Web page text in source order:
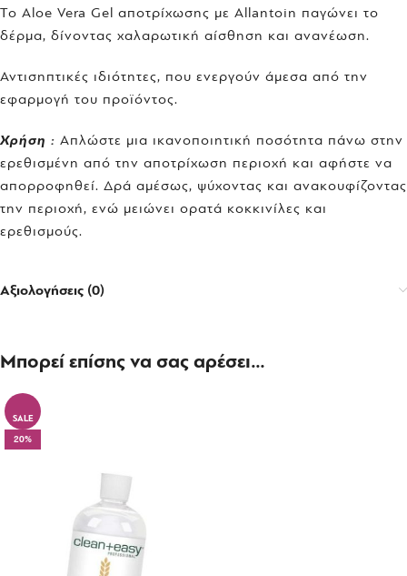
Το Aloe Vera Gel αποτρίχωσης με Allantoin παγώνει το
δέρμα, δίνοντας χαλαρωτική αίσθηση και ανανέωση.
Αντισηπτικές ιδιότητες, που ενεργούν άμεσα από την
εφαρμογή του προϊόντος.
Χρήση : Απλώστε μια ικανοποιητική ποσότητα πάνω στην
ερεθισμένη από την αποτρίχωση περιοχή και αφήστε να
απορροφηθεί. Δρά αμέσως, ψύχοντας και ανακουφίζοντας
την περιοχή, ενώ μειώνει ορατά κοκκινίλες και
ερεθισμούς.
Αξιολογήσεις (0)
Μπορεί επίσης να σας αρέσει…
SALE
20%